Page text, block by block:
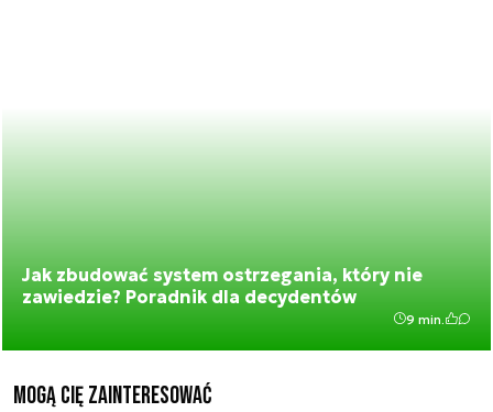
Jak zbudować system ostrzegania, który nie
zawiedzie? Poradnik dla decydentów
9 min.
Mogą Cię zainteresować